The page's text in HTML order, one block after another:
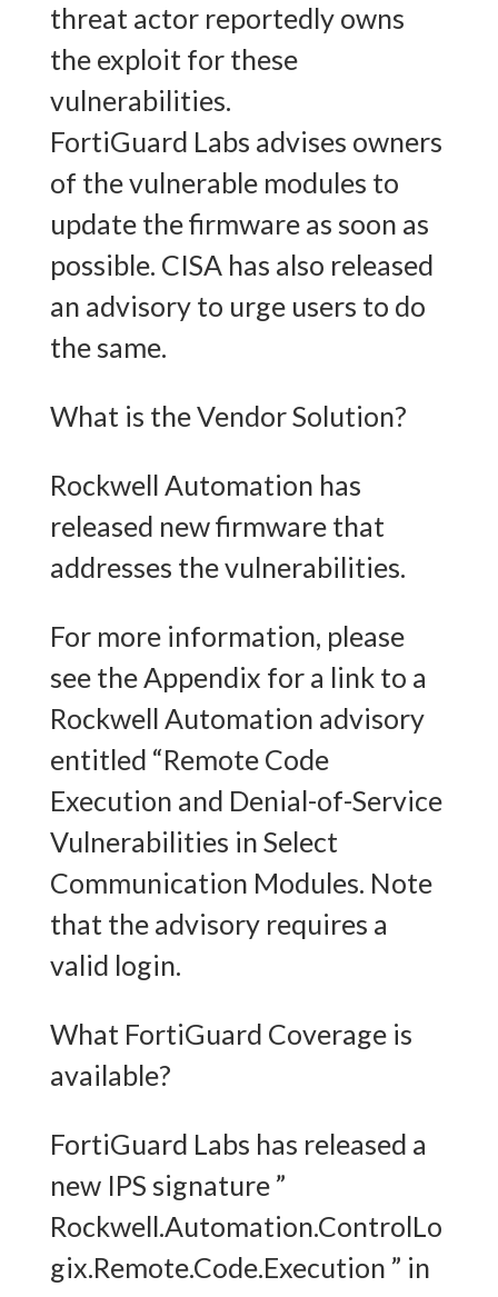
threat actor reportedly owns
the exploit for these
vulnerabilities.
FortiGuard Labs advises owners
of the vulnerable modules to
update the firmware as soon as
possible. CISA has also released
an advisory to urge users to do
the same.
What is the Vendor Solution?
Rockwell Automation has
released new firmware that
addresses the vulnerabilities.
For more information, please
see the Appendix for a link to a
Rockwell Automation advisory
entitled “Remote Code
Execution and Denial-of-Service
Vulnerabilities in Select
Communication Modules. Note
that the advisory requires a
valid login.
What FortiGuard Coverage is
available?
FortiGuard Labs has released a
new IPS signature ”
Rockwell.Automation.ControlLo
gix.Remote.Code.Execution ” in